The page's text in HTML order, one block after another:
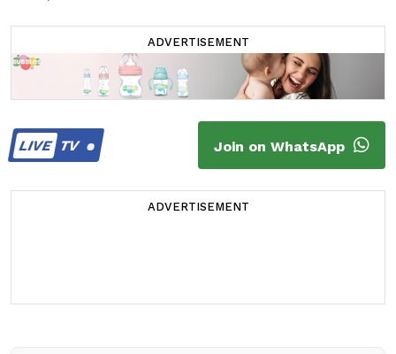
ADVERTISEMENT
LIVETV Join on WhatsApp
ADVERTISEMENT